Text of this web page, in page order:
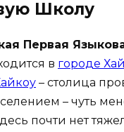
Школу
Первая
в городе
– столица
– чуть
почти нет